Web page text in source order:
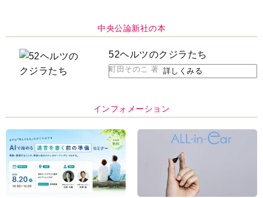
中央公論新社の本
52ヘルツのクジラたち
町田そのこ 著 詳しくみる
インフォメーション